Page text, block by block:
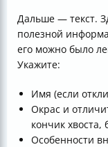
Дальше — текст.
полезной
его можно было
Укажите:
Имя (если
Окрас и
кончик хвоста,
Особенности